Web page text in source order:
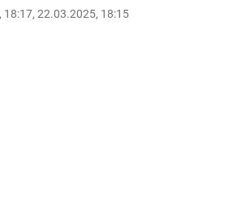
22.03.2025, 18:15